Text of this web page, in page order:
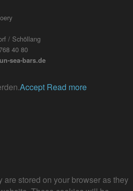
/ Schöllang
40 80
sea-bars.de
Accept Read more
stored on your browser as they